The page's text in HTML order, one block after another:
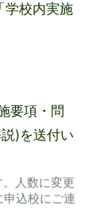
学校内実施
要項・問
)を送付い
人数に変更
込校にご連